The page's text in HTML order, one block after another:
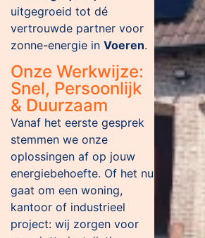
uitgegroeid tot dé
vertrouwde partner voor
zonne-energie in Voeren.
Onze Werkwijze:
Snel, Persoonlijk
& Duurzaam
Vanaf het eerste gesprek
stemmen we onze
oplossingen af op jouw
energiebehoefte. Of het nu
gaat om een woning,
kantoor of industrieel
project: wij zorgen voor